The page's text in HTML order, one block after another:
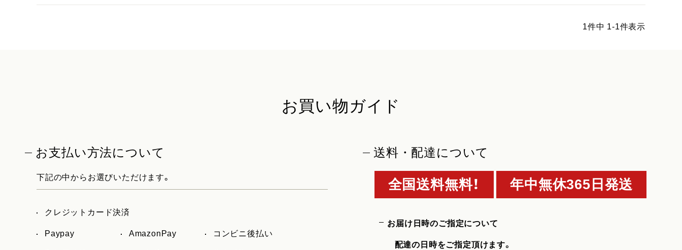
1件中 1-1件表示
お買い物ガイド
お支払い方法について
下記の中からお選びいただけます。
クレジットカード決済
Paypay AmazonPay コンビニ後払い
送料・配達について
全国送料無料！ 年中無休365日発送
お届け日時のご指定について
配達の日時をご指定頂けます。